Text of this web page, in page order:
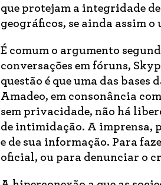
que protejam a integridade
geográficos, se ainda assim
É comum o argumento
conversações em fóruns,
questão é que uma das
Amadeo, em consonância
sem privacidade, não há
de intimidação. A imprensa,
e de sua informação. Para
oficial, ou para denunciar o